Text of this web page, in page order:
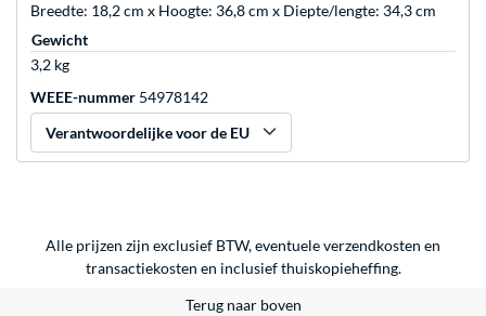
Breedte: 18,2 cm x Hoogte: 36,8 cm x Diepte/lengte: 34,3 cm
Gewicht
3,2 kg
WEEE-nummer 54978142
Verantwoordelijke voor de EU
Alle prijzen zijn exclusief BTW, eventuele verzendkosten en
transactiekosten en inclusief thuiskopieheffing.
Terug naar boven